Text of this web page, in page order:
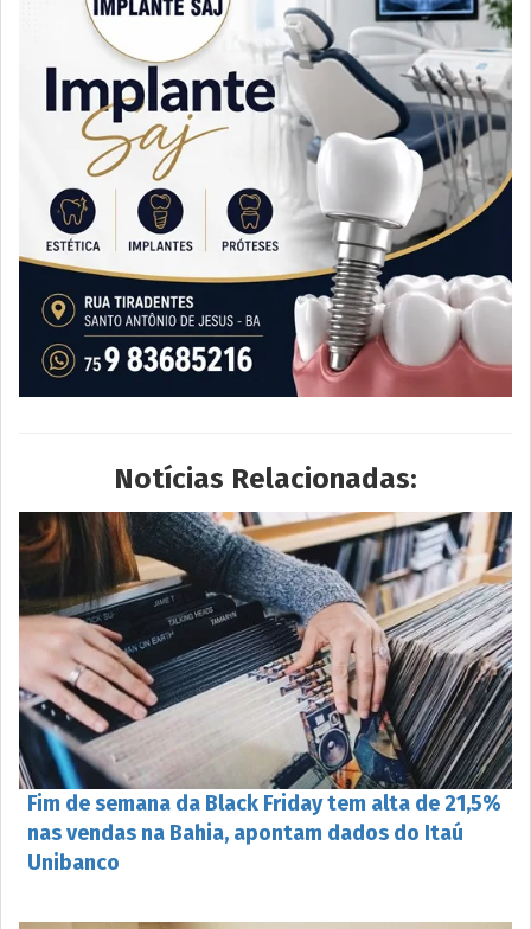
Notícias Relacionadas:
Fim de semana da Black Friday tem alta de 21,5%
nas vendas na Bahia, apontam dados do Itaú
Unibanco